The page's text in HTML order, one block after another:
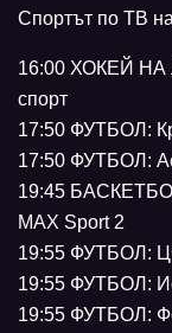
Спортът по ТВ
16:00 ХОКЕЙ НА
спорт
17:50 ФУТБОЛ:
17:50 ФУТБОЛ:
19:45
MAX Sport 2
19:55 ФУТБОЛ:
19:55 ФУТБОЛ:
19:55 ФУТБОЛ: